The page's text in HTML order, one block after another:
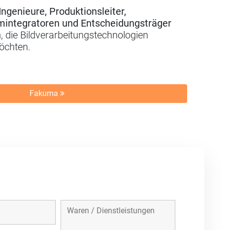
Produktionsleiter,
und Entscheidungsträger
Bildverarbeitungstechnologien
Fakuma